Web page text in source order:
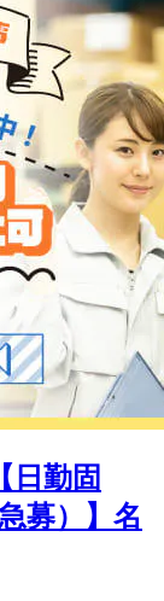
日勤固
募）】名